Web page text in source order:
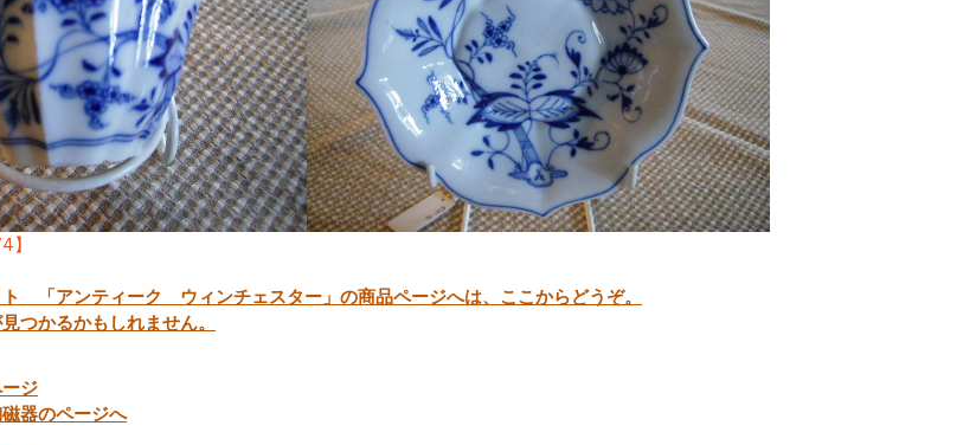
「アンティーク ウィンチェスター」の商品ページへは、ここからどうぞ。
つかるかもしれません。
ジ
器のページへ